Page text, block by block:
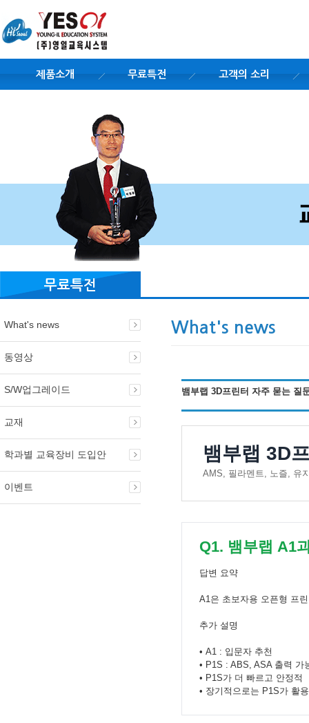
제품소개 무료특전 고객의 소리
무료특전
What's news
동영상
S/W업그레이드
교재
학과별 교육장비 도입안
이벤트
What's news
뱀부랩 3D프린터 자주 묻는 질
뱀부랩 3D
AMS, 필라멘트, 노즐, 유
Q1. 뱀부랩 A1
답변 요약
A1은 초보자용 오픈형 프
추가 설명
• A1 : 입문자 추천
• P1S : ABS, ASA 출력 가
• P1S가 더 빠르고 안정적
• 장기적으로는 P1S가 활